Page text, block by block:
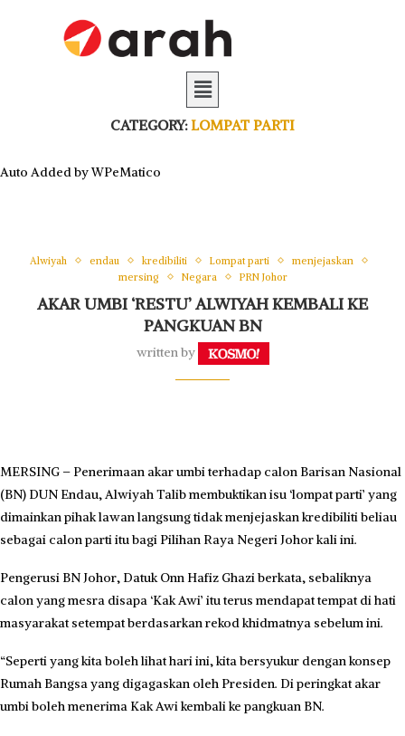
CATEGORY: LOMPAT PARTI
Auto Added by WPeMatico
Alwiyah endau kredibiliti Lompat parti
menjejaskan
mersing
Negara PRN Johor
AKAR UMBI ‘RESTU’ ALWIYAH KEMBALI KE
PANGKUAN BN
written by
​MERSING – Penerimaan akar umbi terhadap calon Barisan Nasional
(BN) DUN Endau, Alwiyah Talib membuktikan isu ‘lompat parti’ yang
dimainkan pihak lawan langsung tidak menjejaskan kredibiliti beliau
sebagai calon parti itu bagi Pilihan Raya Negeri Johor kali ini.
​Pengerusi BN Johor, Datuk Onn Hafiz Ghazi berkata, sebaliknya
calon yang mesra disapa ‘Kak Awi’ itu terus mendapat tempat di hati
masyarakat setempat berdasarkan rekod khidmatnya sebelum ini.
“Seperti yang kita boleh lihat hari ini, kita bersyukur dengan konsep
Rumah Bangsa yang digagaskan oleh Presiden. Di peringkat akar
umbi boleh menerima Kak Awi kembali ke pangkuan BN.